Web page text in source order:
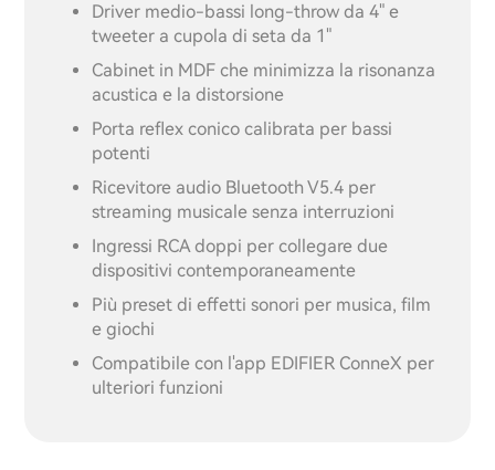
Driver medio-bassi long-throw da 4" e
tweeter a cupola di seta da 1"
Cabinet in MDF che minimizza la risonanza
acustica e la distorsione
Porta reflex conico calibrata per bassi
potenti
Ricevitore audio Bluetooth V5.4 per
streaming musicale senza interruzioni
Ingressi RCA doppi per collegare due
dispositivi contemporaneamente
Più preset di effetti sonori per musica, film
e giochi
Compatibile con l'app EDIFIER ConneX per
ulteriori funzioni